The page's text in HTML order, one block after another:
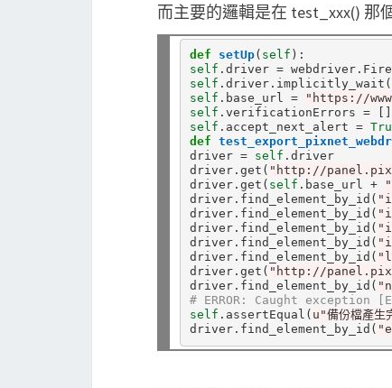
而主要的邏輯是在 test_xxx() 那
def setUp( self
self . driver = webdriver.
self . driver. implicitly_wait(
self . base_url =
"https://
self . verificationErrors =
self . accept_next_alert =
def
driver = self . driver
driver. get( "http://
driver. get( self . base_url +
driver. find_element_by_id(
driver. find_element_by_id(
driver. find_element_by_id(
driver. find_element_by_id(
driver. find_element_by_id(
driver. get( "http://
driver. find_element_by_id(
# ERROR: Caught
self . assertEqual( u"備份檔產生
driver. find_element_by_id(